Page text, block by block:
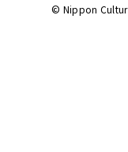
© Nippon